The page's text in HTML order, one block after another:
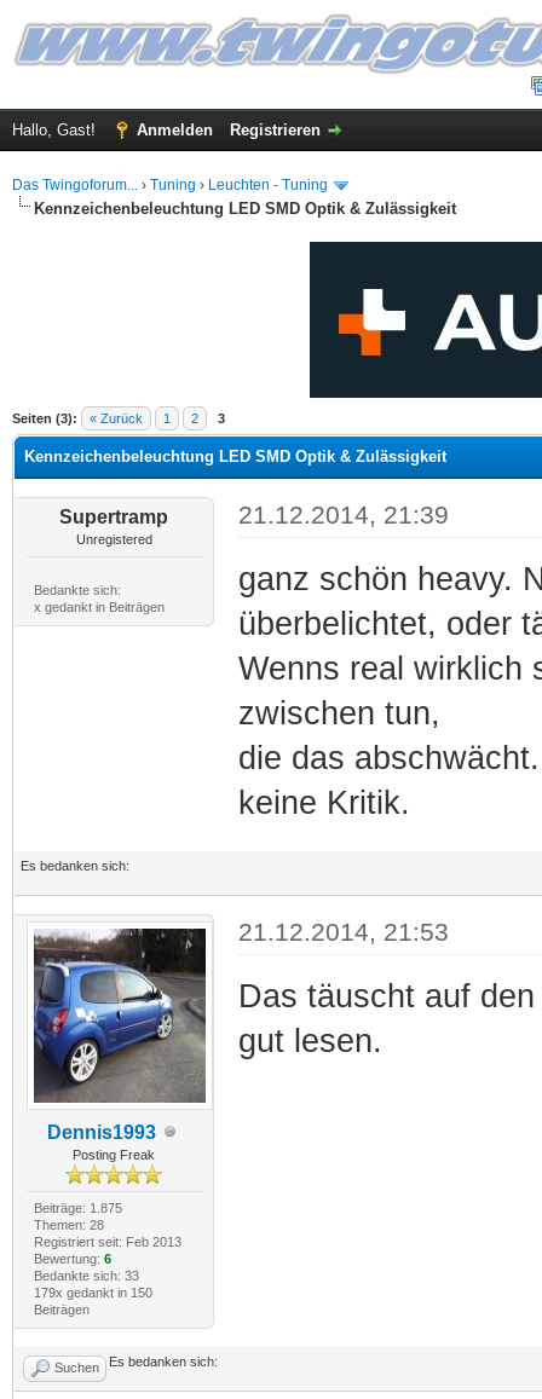
Hallo, Gast! Anmelden Registrieren
Das Twingoforum... › Tuning › Leuchten - Tuning
Kennzeichenbeleuchtung LED SMD Optik & Zulässigkeit
Seiten (3): « Zurück 1 2 3
Durchschnitt
Kennzeichenbeleuchtung LED SMD Optik & Zulässigkeit
Supertramp
Unregistered
Bedankte sich:
x gedankt in Beiträgen
21.12.2014, 21:39
ganz schön heavy.
überbelichtet, oder
Wenns real wirklich
zwischen tun,
die das
keine Kritik.
Es bedanken sich:
Dennis1993
Posting Freak
Beiträge: 1.875
Themen: 28
Registriert seit: Feb 2013
Bewertung: 6
Bedankte sich: 33
179x gedankt in 150
Beiträgen
21.12.2014, 21:53
Das täuscht auf
gut lesen.
Suchen Es bedanken sich: